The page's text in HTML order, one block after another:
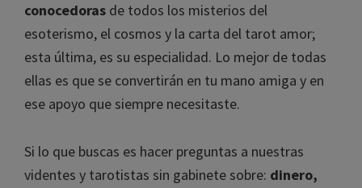
conocedoras de todos los misterios del
esoterismo, el cosmos y la carta del tarot amor;
esta última, es su especialidad. Lo mejor de todas
ellas es que se convertirán en tu mano amiga y en
ese apoyo que siempre necesitaste.
Si lo que buscas es hacer preguntas a nuestras
videntes y tarotistas sin gabinete sobre: dinero,